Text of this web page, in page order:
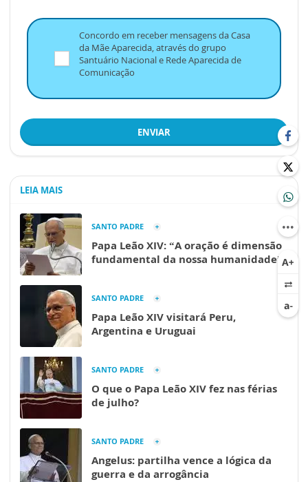
Concordo em receber mensagens da Casa
da Mãe Aparecida, através do grupo
Santuário Nacional e Rede Aparecida de
Comunicação
ENVIAR
LEIA MAIS
SANTO PADRE
Papa Leão XIV: “A oração é dimensão
fundamental da nossa humanidade”
SANTO PADRE
Papa Leão XIV visitará Peru,
Argentina e Uruguai
SANTO PADRE
O que o Papa Leão XIV fez nas férias
de julho?
SANTO PADRE
Angelus: partilha vence a lógica da
guerra e da arrogância